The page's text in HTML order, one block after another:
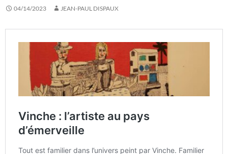
04/14/2023 JEAN-PAUL DISPAUX